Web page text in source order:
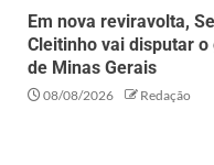
Em nova reviravolta,
Cleitinho vai disputar o
de Minas Gerais
08/08/2026 Redação